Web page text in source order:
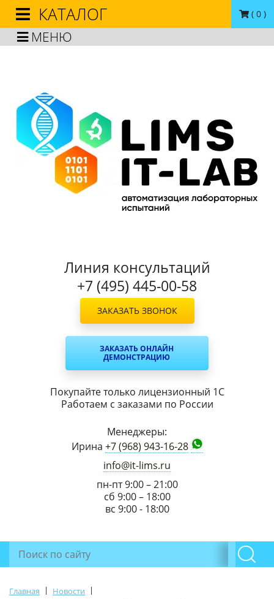
МЕНЮ
( 0 )
Линия консультаций
+7 (495) 445-00-58
ЗАКАЗАТЬ ЗВОНОК
ЗАКАЗАТЬ ОНЛАЙН
ДЕМОНСТРАЦИЮ
Покупайте только лицензионный 1С
Работаем с заказами по России
Менеджеры:
Ирина +7 (968) 943-16-28
info@it-lims.ru
пн-пт 9:00 – 21:00
сб 9:00 – 18:00
вс 9:00 - 18:00
КАТАЛОГ
Главная | Новости
|